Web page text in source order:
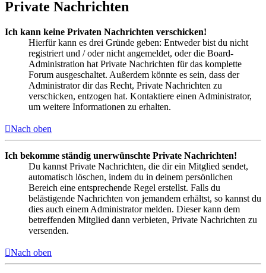
Private Nachrichten
Ich kann keine Privaten Nachrichten verschicken!
Hierfür kann es drei Gründe geben: Entweder bist du nicht
registriert und / oder nicht angemeldet, oder die Board-
Administration hat Private Nachrichten für das komplette
Forum ausgeschaltet. Außerdem könnte es sein, dass der
Administrator dir das Recht, Private Nachrichten zu
verschicken, entzogen hat. Kontaktiere einen Administrator,
um weitere Informationen zu erhalten.
Nach oben
Ich bekomme ständig unerwünschte Private Nachrichten!
Du kannst Private Nachrichten, die dir ein Mitglied sendet,
automatisch löschen, indem du in deinem persönlichen
Bereich eine entsprechende Regel erstellst. Falls du
belästigende Nachrichten von jemandem erhältst, so kannst du
dies auch einem Administrator melden. Dieser kann dem
betreffenden Mitglied dann verbieten, Private Nachrichten zu
versenden.
Nach oben